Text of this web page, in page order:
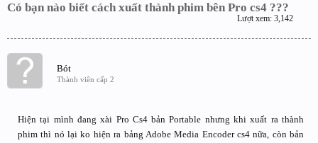
Có bạn nào biết cách xuất thành phim bên Pro cs4 ???
Lượt xem: 3,142
Bót
Thành viên cấp 2
Hiện tại mình đang xài Pro Cs4 bản Portable nhưng khi xuất ra thành
phim thì nó lại ko hiện ra bảng Adobe Media Encoder cs4 nữa, còn bản